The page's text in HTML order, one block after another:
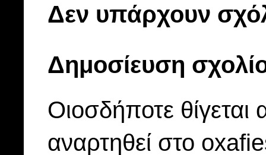
Δεν υπάρχουν
Δημοσίευση
Οιοσδήποτε
αναρτηθεί στο